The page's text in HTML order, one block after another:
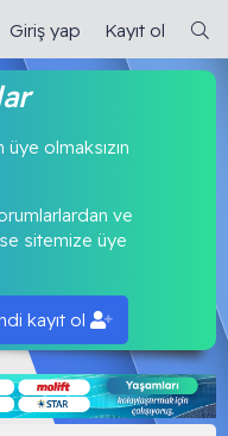
Giriş yap Kayıt ol
olmaksızın
ve
sitemize üye
kayıt ol